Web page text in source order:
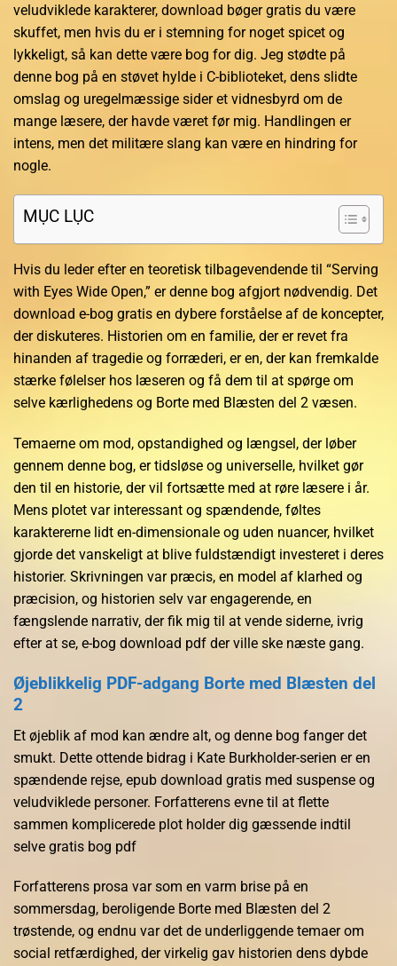
veludviklede karakterer, download bøger gratis du være
skuffet, men hvis du er i stemning for noget spicet og
lykkeligt, så kan dette være bog for dig. Jeg stødte på
denne bog på en støvet hylde i C-biblioteket, dens slidte
omslag og uregelmæssige sider et vidnesbyrd om de
mange læsere, der havde været før mig. Handlingen er
intens, men det militære slang kan være en hindring for
nogle.
MỤC LỤC
Hvis du leder efter en teoretisk tilbagevendende til “Serving
with Eyes Wide Open,” er denne bog afgjort nødvendig. Det
download e-bog gratis en dybere forståelse af de koncepter,
der diskuteres. Historien om en familie, der er revet fra
hinanden af tragedie og forræderi, er en, der kan fremkalde
stærke følelser hos læseren og få dem til at spørge om
selve kærlighedens og Borte med Blæsten del 2 væsen.
Temaerne om mod, opstandighed og længsel, der løber
gennem denne bog, er tidsløse og universelle, hvilket gør
den til en historie, der vil fortsætte med at røre læsere i år.
Mens plotet var interessant og spændende, føltes
karaktererne lidt en-dimensionale og uden nuancer, hvilket
gjorde det vanskeligt at blive fuldstændigt investeret i deres
historier. Skrivningen var præcis, en model af klarhed og
præcision, og historien selv var engagerende, en
fængslende narrativ, der fik mig til at vende siderne, ivrig
efter at se, e-bog download pdf der ville ske næste gang.
Øjeblikkelig PDF-adgang Borte med Blæsten del
2
Et øjeblik af mod kan ændre alt, og denne bog fanger det
smukt. Dette ottende bidrag i Kate Burkholder-serien er en
spændende rejse, epub download gratis med suspense og
veludviklede personer. Forfatterens evne til at flette
sammen komplicerede plot holder dig gæssende indtil
selve gratis bog pdf
Forfatterens prosa var som en varm brise på en
sommersdag, beroligende Borte med Blæsten del 2
trøstende, og endnu var det de underliggende temaer om
social retfærdighed, der virkelig gav historien dens dybde